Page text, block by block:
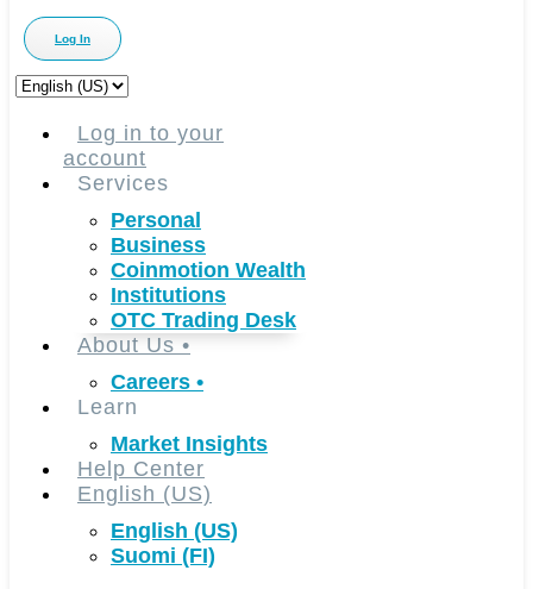
Log In
Choose
languageLog in to your
account
Services
Personal
Business
Coinmotion Wealth
Institutions
OTC Trading Desk
About Us •
Careers •
Learn
Market Insights
Help Center
English (US)
English (US)
Suomi (FI)